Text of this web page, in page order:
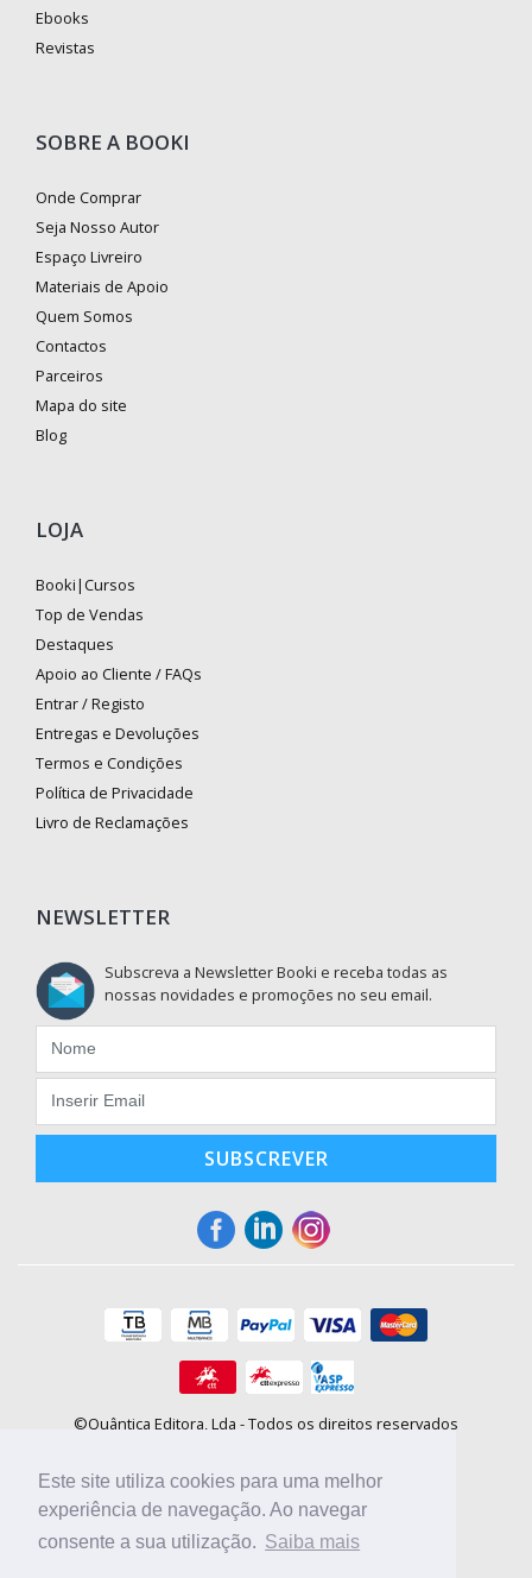
Este site utiliza cookies para uma melhor
experiência de navegação. Ao navegar
consente a sua utilização. Saiba mais
Ebooks
Revistas
SOBRE A BOOKI
Onde Comprar
Seja Nosso Autor
Espaço Livreiro
Materiais de Apoio
Quem Somos
Contactos
Parceiros
Mapa do site
Blog
LOJA
Booki|Cursos
Top de Vendas
Destaques
Apoio ao Cliente / FAQs
Entrar / Registo
Entregas e Devoluções
Termos e Condições
Política de Privacidade
Livro de Reclamações
NEWSLETTER
Subscreva a Newsletter Booki e receba todas as
nossas novidades e promoções no seu email.
SUBSCREVER
©Quântica Editora, Lda - Todos os direitos reservados
E-mail: info@booki.pt
Tel.: +351 220 104 872(custo de chamada para a rede fixa